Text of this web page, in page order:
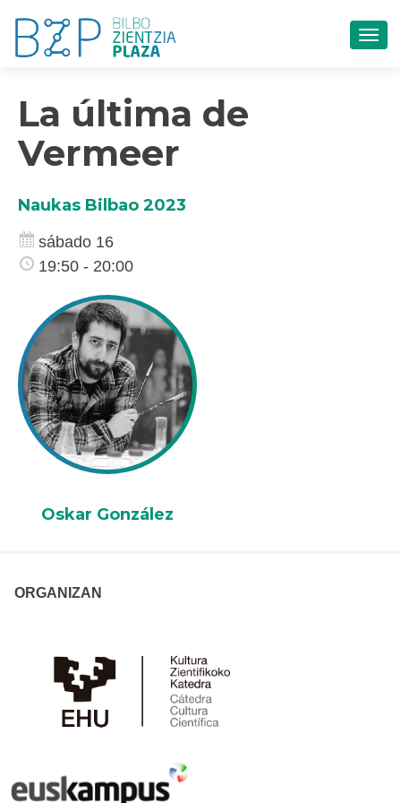
La última de
Vermeer
Naukas Bilbao 2023
sábado 16
19:50 - 20:00
Oskar González
ORGANIZAN